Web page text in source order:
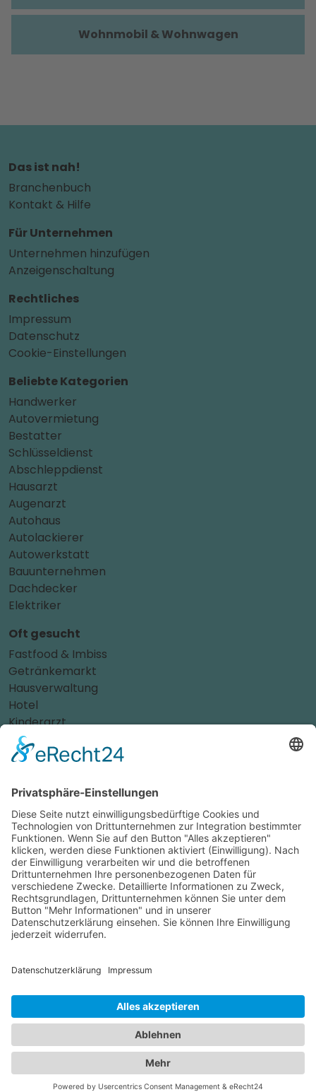
Wohnmobil & Wohnwagen
Das ist nah!
Branchenbuch
Kontakt & Hilfe
Für Unternehmen
Unternehmen hinzufügen
Anzeigenschaltung
Rechtliches
Impressum
Datenschutz
Cookie-Einstellungen
Beliebte Kategorien
Handwerker
Autovermietung
Bestatter
Schlüsseldienst
Abschleppdienst
Hausarzt
Augenarzt
Autohaus
Autolackierer
Autowerkstatt
Bauunternehmen
Dachdecker
Elektriker
Oft gesucht
Fastfood & Imbiss
Getränkemarkt
Hausverwaltung
Hotel
Kinderarzt
Personalvermittler
Weitere Sportvereine
Zahnarzt
Tennis
Tankstelle
Tierbedarf
Parken
Für Ihr Unternehmen
Sichern Sie sich die Vorteile vondas ist nah! Mit uns
erreichen Sie neue Kunden und bleiben Ihren
Bestandskunden in guter Erinnerung.
Schon ab günstigen 29,- € im Monat.
Jetzt informieren